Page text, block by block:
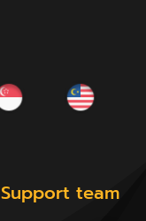
Support team